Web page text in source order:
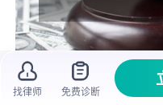
找律师 免费诊断